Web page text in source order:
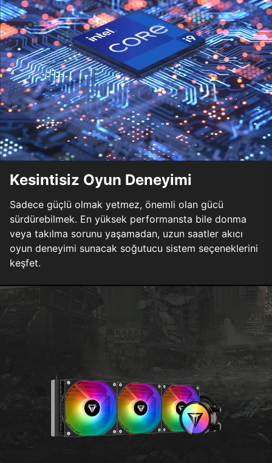
Kesintisiz Oyun Deneyimi
Sadece güçlü olmak yetmez, önemli olan gücü
sürdürebilmek. En yüksek performansta bile donma
veya takılma sorunu yaşamadan, uzun saatler akıcı
oyun deneyimi sunacak soğutucu sistem seçeneklerini
keşfet.